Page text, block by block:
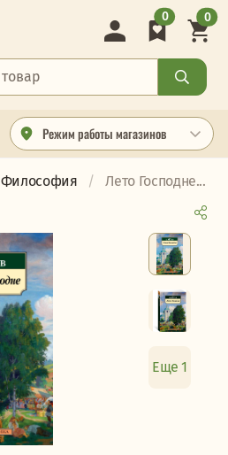
Режим работы магазинов
0 0
Философия Лето Господне...
Еще 1